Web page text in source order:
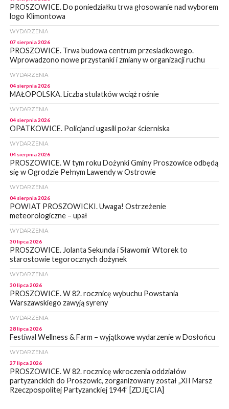
PROSZOWICE. Do poniedziałku trwa głosowanie nad wyborem
logo Klimontowa
WYDARZENIA
07 sierpnia 2026
PROSZOWICE. Trwa budowa centrum przesiadkowego.
Wprowadzono nowe przystanki i zmiany w organizacji ruchu
WYDARZENIA
04 sierpnia 2026
MAŁOPOLSKA. Liczba stulatków wciąż rośnie
WYDARZENIA
04 sierpnia 2026
OPATKOWICE. Policjanci ugasili pożar ścierniska
WYDARZENIA
04 sierpnia 2026
PROSZOWICE. W tym roku Dożynki Gminy Proszowice odbędą
się w Ogrodzie Pełnym Lawendy w Ostrowie
WYDARZENIA
04 sierpnia 2026
POWIAT PROSZOWICKI. Uwaga! Ostrzeżenie
meteorologiczne – upał
WYDARZENIA
30 lipca 2026
PROSZOWICE. Jolanta Sekunda i Sławomir Wtorek to
starostowie tegorocznych dożynek
WYDARZENIA
30 lipca 2026
PROSZOWICE. W 82. rocznicę wybuchu Powstania
Warszawskiego zawyją syreny
WYDARZENIA
28 lipca 2026
Festiwal Wellness & Farm – wyjątkowe wydarzenie w Dosłońcu
WYDARZENIA
27 lipca 2026
PROSZOWICE. W 82. rocznicę wkroczenia oddziałów
partyzanckich do Proszowic, zorganizowany został „XII Marsz
Rzeczpospolitej Partyzanckiej 1944” [ZDJĘCIA]